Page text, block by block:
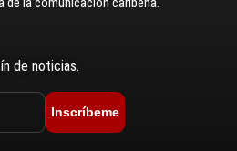
de noticias.
Inscríbeme